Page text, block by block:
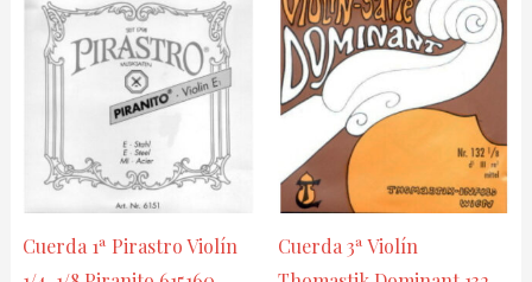
Cuerda 1ª Pirastro Violín
Cuerda 3ª Violín